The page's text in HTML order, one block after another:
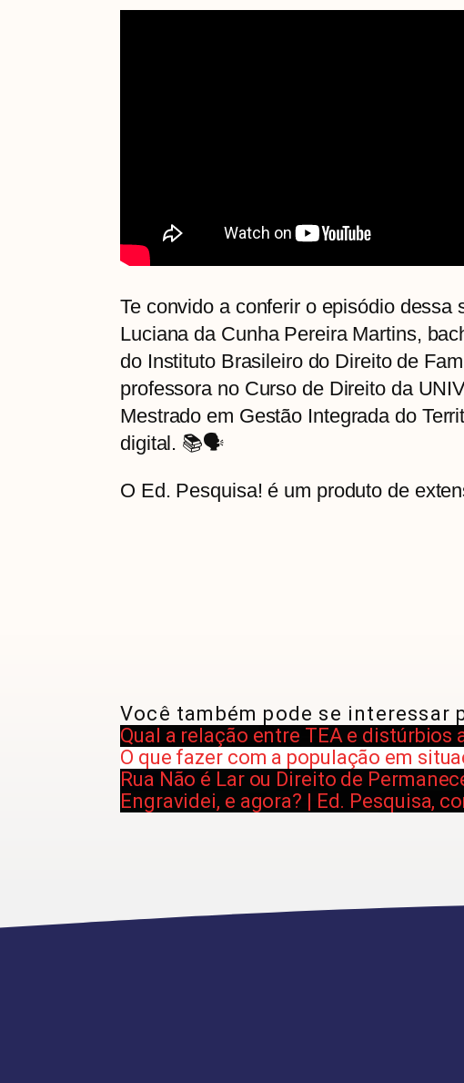
Te convido a conferir o episódio dessa
Luciana da Cunha Pereira Martins,
do Instituto Brasileiro do Direito de
professora no Curso de Direito da
Mestrado em Gestão Integrada do
digital. 📚🗣️
O Ed. Pesquisa! é um produto de
Você também pode se interessar
Qual a relação entre TEA e distúrbios
O que fazer com a população em
Rua Não é Lar ou Direito de
Engravidei, e agora? | Ed. Pesquisa,